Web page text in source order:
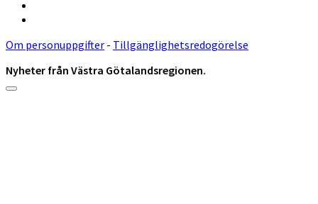
Om personuppgifter - Tillgänglighetsredogörelse
Nyheter från Västra Götalandsregionen.
Rulla